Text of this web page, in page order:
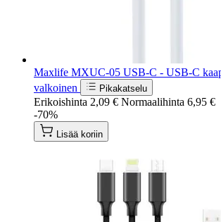
Maxlife MXUC-05 USB-C - USB-C
valkoinen
Pikakatselu
Erikoishinta 2,09 € Normaalihinta 6,95 €
-70%
Lisää koriin